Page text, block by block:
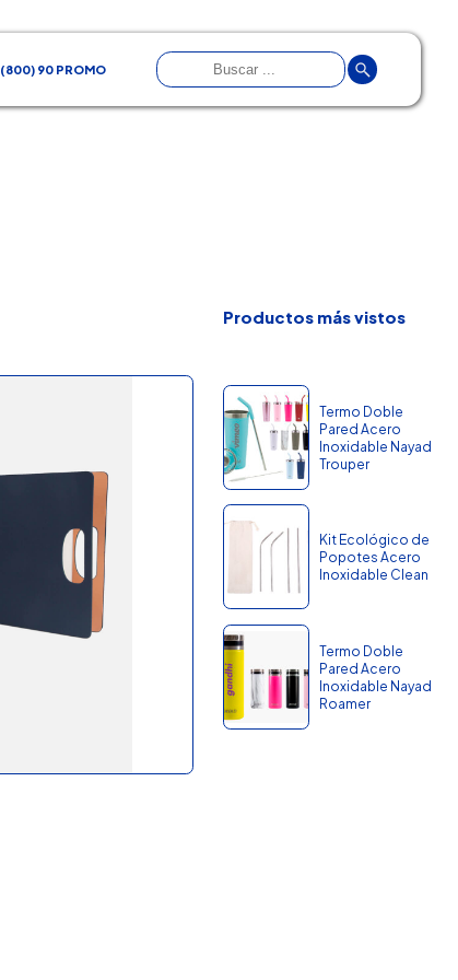
(800) 90 PROMO
Productos más vistos
Termo Doble
Pared Acero
Inoxidable Nayad
Trouper
Kit Ecológico de
Popotes Acero
Inoxidable Clean
Termo Doble
Pared Acero
Inoxidable Nayad
Roamer